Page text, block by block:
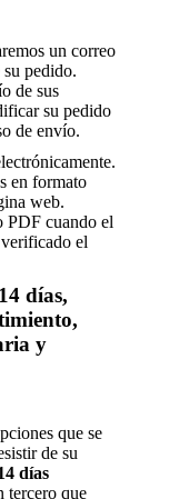
un correo
pedido.
de sus
su pedido
de envío.
en formato
web.
PDF cuando el
el
días,
y
que se
de su
días
tercero que